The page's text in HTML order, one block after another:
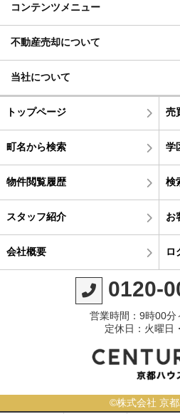
コンテンツメニュー
不動産売却について
当社について
トップページ 売
町名から検索 学
物件閲覧履歴 検
スタッフ紹介 お
会社概要 ロ
0120-
営業時間：9時00分
定休日：火曜日
©株式会社 京